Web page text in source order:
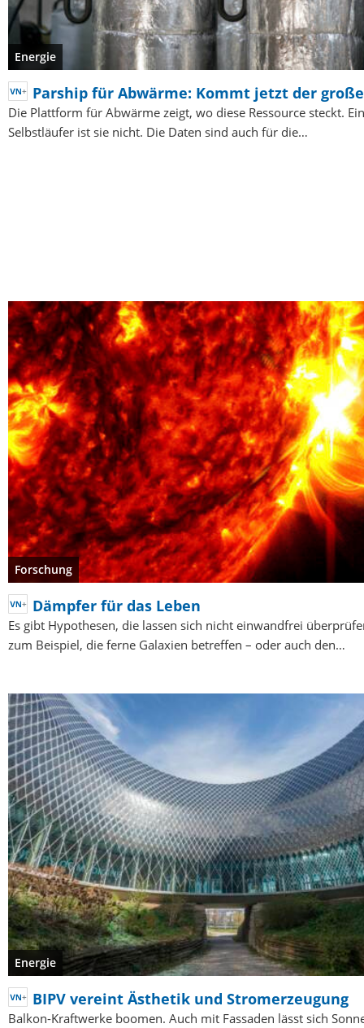
Energie
Parship für Abwärme: Kommt jetzt der
Die Plattform für Abwärme zeigt, wo diese Ressource steckt. Ein
Selbstläufer ist sie nicht. Die Daten sind auch für die…
Forschung
Dämpfer für das Leben
Es gibt Hypothesen, die lassen sich nicht einwandfrei
zum Beispiel, die ferne Galaxien betreffen – oder auch den…
Energie
BIPV vereint Ästhetik und Stromerzeugung
Balkon-Kraftwerke boomen. Auch mit Fassaden lässt sich